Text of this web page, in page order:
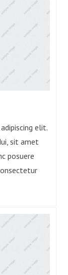
elit.
sit amet
posuere